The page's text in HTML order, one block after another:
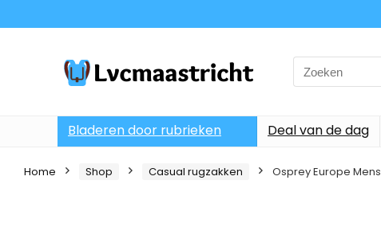
Search
for:
Bladeren door rubrieken Deal van de dag
Home Shop Casual rugzakken Osprey Europe